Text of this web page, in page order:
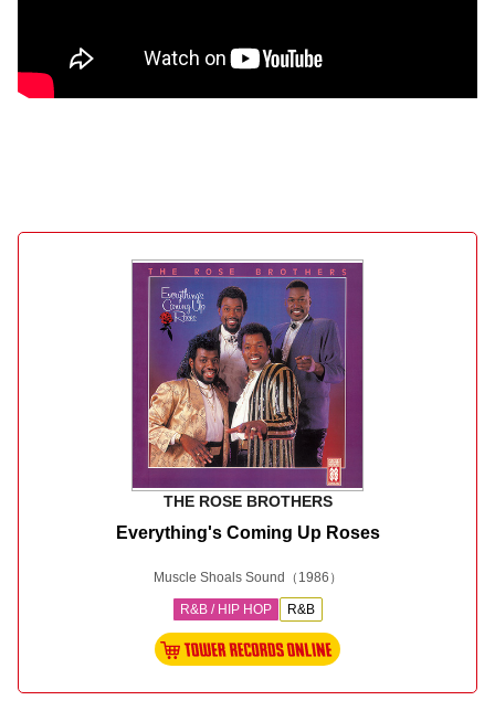
THE ROSE BROTHERS
Everything's Coming Up Roses
Muscle Shoals Sound （1986）
R&B / HIP HOP R&B